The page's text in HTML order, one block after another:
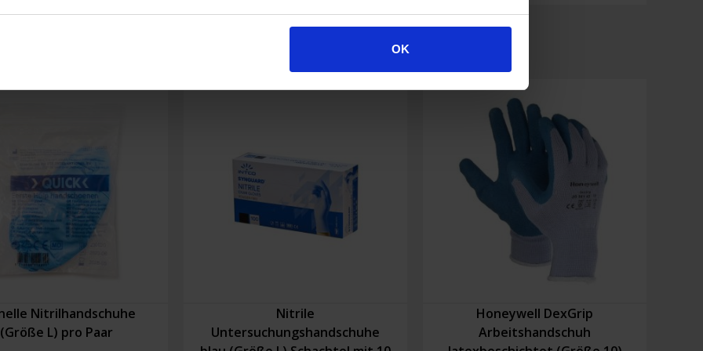
OK
100
100
Nitrilhandschuhe
(Größe L) pro Paar
Nitrile
Untersuchungshandschuhe
Honeywell DexGrip
Arbeitshandschuh